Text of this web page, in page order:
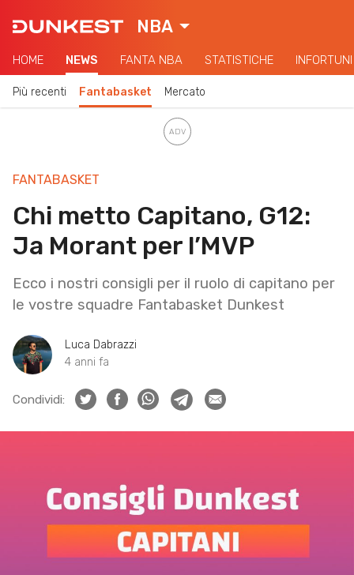
NBA
HOME NEWS FANTA NBA STATISTICHE INFORTUNI
Più recenti Fantabasket Mercato
FANTABASKET
Chi metto Capitano, G12:
Ja Morant per l’MVP
Ecco i nostri consigli per il ruolo di capitano per
le vostre squadre Fantabasket Dunkest
Luca Dabrazzi
4 anni fa
Condividi: